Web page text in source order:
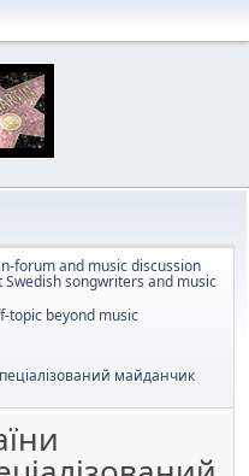
forum and music discussion
songwriters and music
topic beyond music
майданчик